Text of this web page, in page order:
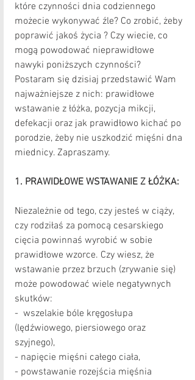
które czynności dnia codziennego
możecie wykonywać źle? Co zrobić, żeby
poprawić jakoś życia ? Czy wiecie, co
mogą powodować nieprawidłowe
nawyki poniższych czynności?
Postaram się dzisiaj przedstawić Wam
najważniejsze z nich: prawidłowe
wstawanie z łóżka, pozycja mikcji,
defekacji oraz jak prawidłowo kichać po
porodzie, żeby nie uszkodzić mięśni dna
miednicy. Zapraszamy.
1. PRAWIDŁOWE WSTAWANIE Z ŁÓŻKA:
Niezależnie od tego, czy jesteś w ciąży,
czy rodziłaś za pomocą cesarskiego
cięcia powinnaś wyrobić w sobie
prawidłowe wzorce. Czy wiesz, że
wstawanie przez brzuch (zrywanie się)
może powodować wiele negatywnych
skutków:
-  wszelakie bóle kręgosłupa
(lędźwiowego, piersiowego oraz
szyjnego),
- napięcie mięśni całego ciała,
- powstawanie rozejścia mięśnia